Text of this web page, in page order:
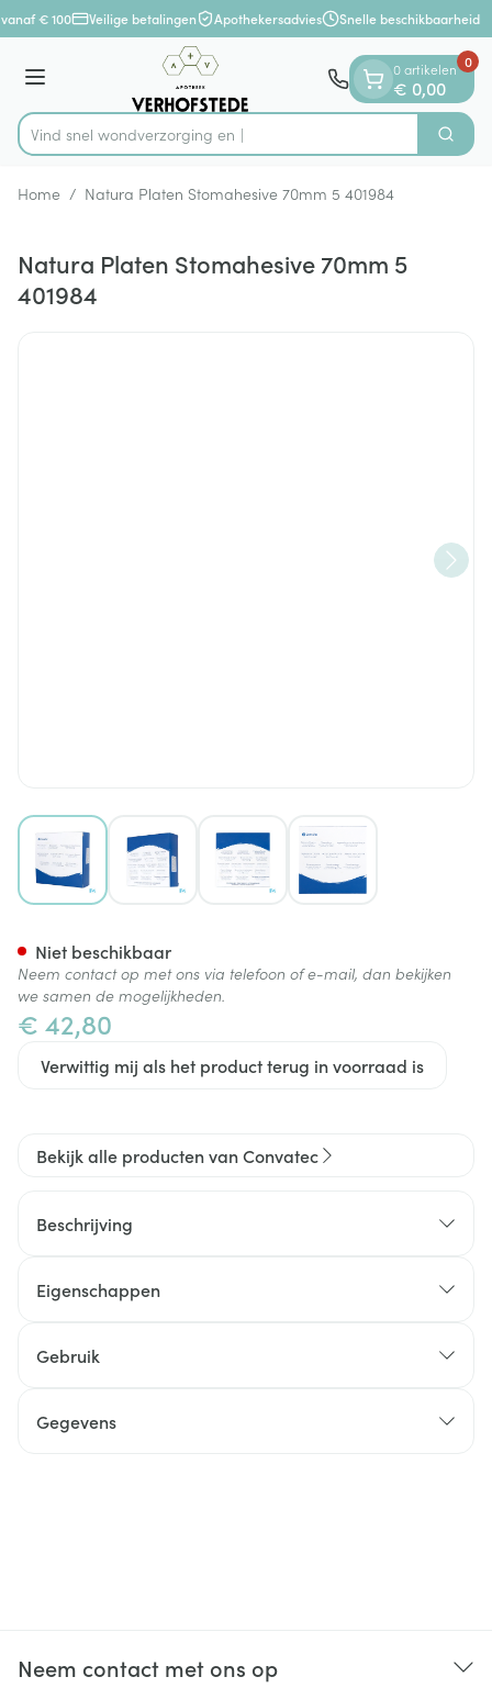
Ga naar de inhoud
1 van 1
€ 100 Veilige betalingen Apothekersadvies Snelle beschikbaarheid
Menu
Product, merk, categorie...
Vind snel wondverzorgi Zoek
0 artikelen
€ 0,00
0
Home / Natura Platen Stomahesive 70mm 5 401984
Natura Platen Stomahesive 70mm 5
401984
View larger imageView larger imageView larger imageView larger image
€ 42,80
Verwittig mij als het product terug in voorraad is
Niet beschikbaar
Neem contact op met ons via telefoon of e-mail, dan bekijken
we samen de mogelijkheden.
Bekijk alle producten van Convatec
Beschrijving
Eigenschappen
Extra Soepel
Gebruik
Dag- & Nachtzakken
Gegevens
Neem contact met ons op